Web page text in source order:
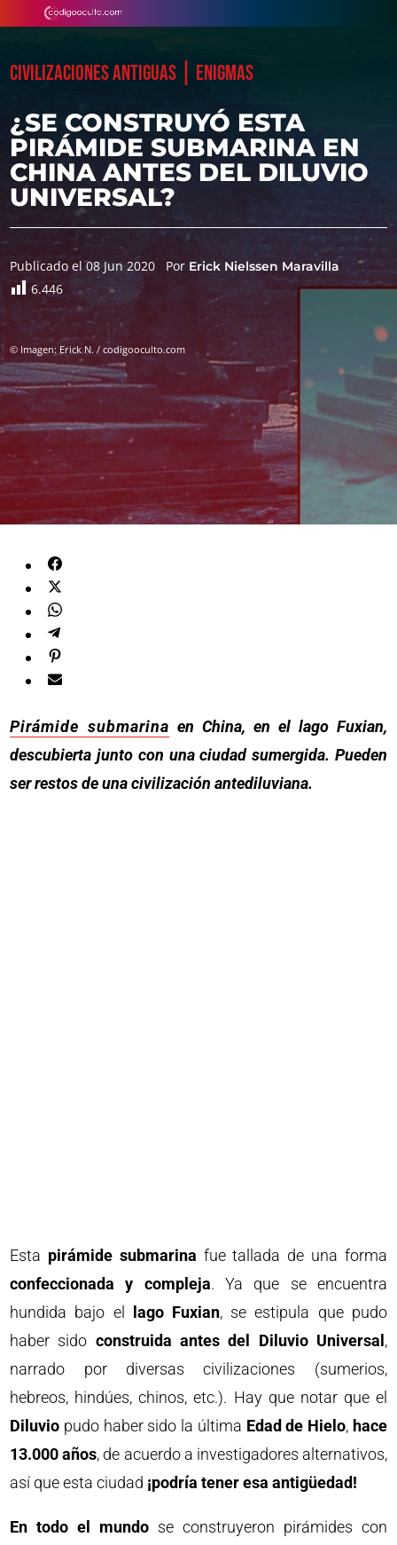
CIVILIZACIONES ANTIGUAS ENIGMAS
¿SE CONSTRUYÓ ESTA
PIRÁMIDE SUBMARINA EN
CHINA ANTES DEL DILUVIO
UNIVERSAL?
Publicado el 08 Jun 2020 Por Erick Nielssen Maravilla
6.446
© Imagen: Erick N. / codigooculto.com
Pirámide submarina en China, en el lago Fuxian,
descubierta junto con una ciudad sumergida. Pueden
ser restos de una civilización antediluviana.
Esta pirámide submarina fue tallada de una forma
confeccionada y compleja. Ya que se encuentra
hundida bajo el
lago Fuxian, se estipula que pudo
haber sido construida antes del Diluvio Universal ,
narrado por diversas civilizaciones (sumerios,
hebreos, hindúes, chinos, etc.). Hay que notar que el
Diluvio pudo haber sido la última Edad de Hielo, hace
13.000 años, de acuerdo a investigadores alternativos,
así que esta ciudad ¡podría tener esa antigüedad!
En todo el mundo se construyeron pirámides con